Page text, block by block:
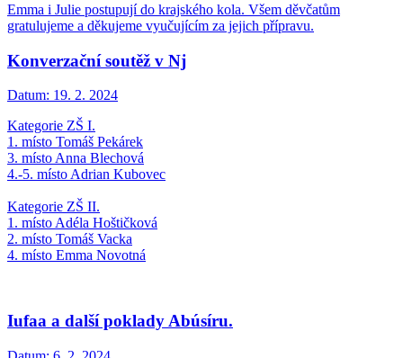
Emma i Julie postupují do krajského kola. Všem děvčatům
gratulujeme a děkujeme vyučujícím za jejich přípravu.
Konverzační soutěž v Nj
Datum: 19. 2. 2024
Kategorie ZŠ I.
1. místo Tomáš Pekárek
3. místo Anna Blechová
4.-5. místo Adrian Kubovec
Kategorie ZŠ II.
1. místo Adéla Hoštičková
2. místo Tomáš Vacka
4. místo Emma Novotná
Iufaa a další poklady Abúsíru.